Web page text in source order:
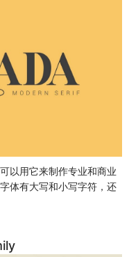
以用它来制作专业和商业
体有大写和小写字符，还